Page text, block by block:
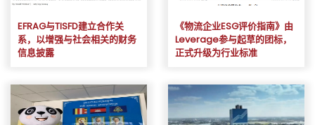
EFRAG与TISFD建立合作关
系，以增强与社会相关的财务
信息披露
《物流企业ESG评价指南》由
Leverage参与起草的团标，
正式升级为行业标准